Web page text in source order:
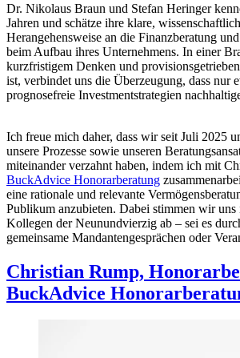
Dr. Nikolaus Braun und Stefan Heringer
Jahren und schätze ihre klare,
Herangehensweise an die Finanzberatung
beim Aufbau ihres Unternehmens. In einer
kurzfristigem Denken und
ist, verbindet uns die Überzeugung, dass nur
prognosefreie Investmentstrategien
Ich freue mich daher, dass wir seit Juli 2025
unsere Prozesse sowie unseren
miteinander verzahnt haben, indem ich mit
BuckAdvice Honorarberatung
eine rationale und relevante
Publikum anzubieten. Dabei stimmen wir uns
Kollegen der Neunundvierzig ab – sei es
gemeinsame Mandantengesprächen oder
Christian Rump,
BuckAdvice